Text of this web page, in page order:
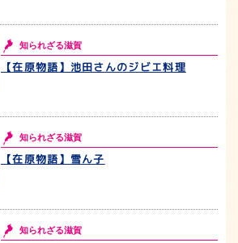
知られざる滋賀
【在原物語】池田さんのジビエ料理
知られざる滋賀
【在原物語】雪ん子
知られざる滋賀